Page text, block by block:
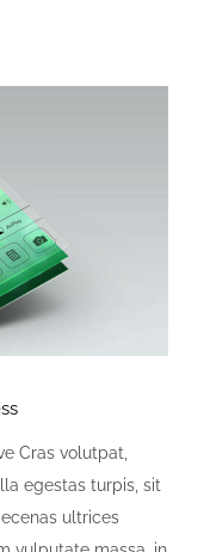
Cras volutpat,
egestas turpis, sit
ultrices